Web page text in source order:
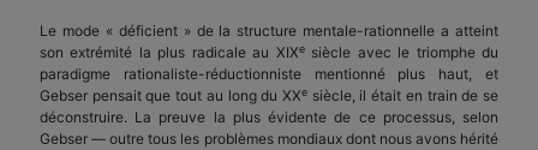
Le mode « déficient » de la structure mentale-rationnelle a atteint
son extrémité la plus radicale au XIXesiècle avec le triomphe du
paradigme rationaliste-réductionniste mentionné plus haut, et
Gebser pensait que tout au long du XXe siècle, il était en train de se
déconstruire. La preuve la plus évidente de ce processus, selon
Gebser — outre tous les problèmes mondiaux dont nous avons hérité